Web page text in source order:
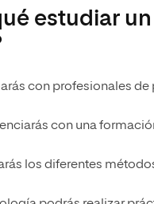
estudiar
con profesionales
con una
los diferentes